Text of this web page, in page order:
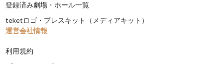
登録済み劇場・ホール一覧
teketロゴ・プレスキット（メディアキット）
運営会社情報
利用規約